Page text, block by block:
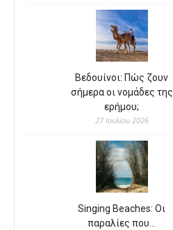
Βεδουίνοι: Πώς ζουν
σήμερα οι νομάδες της
ερήμου;
27 Ιουλίου 2026
Singing Beaches: Οι
παραλίες που…